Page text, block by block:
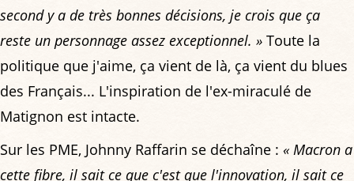
second y a de très bonnes décisions, je crois que ça
reste un personnage assez exceptionnel. » Toute la
politique que j'aime, ça vient de là, ça vient du blues
des Français... L'inspiration de l'ex-miraculé de
Matignon est intacte.
Sur les PME, Johnny Raffarin se déchaîne : « Macron a
cette fibre, il sait ce que c'est que l'innovation, il sait ce